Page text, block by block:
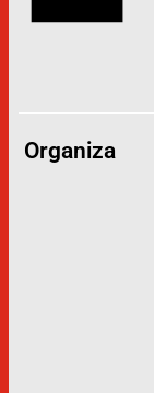
Organiza